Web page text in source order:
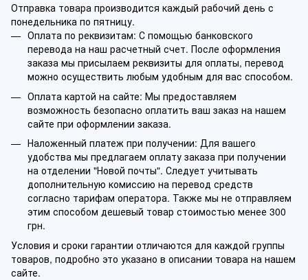
Отправка товара производится каждый рабочий день с
понедельника по пятницу.
Оплата по реквизитам: С помощью банковского
перевода на наш расчетный счет. После оформления
заказа мы присылаем реквизиты для оплаты, перевод
можно осуществить любым удобным для вас способом.
Оплата картой на сайте: Мы предоставляем
возможность безопасно оплатить ваш заказ на нашем
сайте при оформлении заказа.
Наложенный платеж при получении: Для вашего
удобства мы предлагаем оплату заказа при получении
на отделении "Новой почты". Следует учитывать
дополнительную комиссию на перевод средств
согласно тарифам оператора. Также мы не отправляем
этим способом дешевый товар стоимостью менее 300
грн.
Условия и сроки гарантии отличаются для каждой группы
товаров, подробно это указано в описании товара на нашем
сайте.